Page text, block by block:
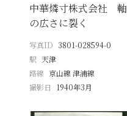
中華燐寸株式会社 軸
の広さに裂く
写真ID 3801-028594-0
駅 天津
路線 京山線 津浦線
撮影日
1940年3月